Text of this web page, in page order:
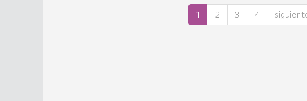
1 2 3 4